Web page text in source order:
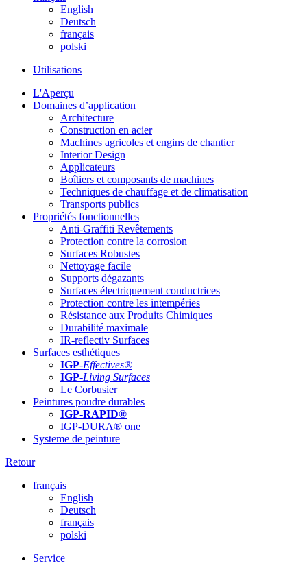
English
Deutsch
français
polski
Utilisations
L'Aperçu
Domaines d’application
Architecture
Construction en acier
Machines agricoles et engins de chantier
Interior Design
Applicateurs
Boîtiers et composants de machines
Techniques de chauffage et de climatisation
Transports publics
Propriétés fonctionnelles
Anti-Graffiti Revêtements
Protection contre la corrosion
Surfaces Robustes
Nettoyage facile
Supports dégazants
Surfaces électriquement conductrices
Protection contre les intempéries
Résistance aux Produits Chimiques
Durabilité maximale
IR-reflectiv Surfaces
Surfaces esthétiques
IGP-Effectives®
IGP-Living Surfaces
Le Corbusier
Peintures poudre durables
IGP-RAPID®
IGP-DURA® one
Systeme de peinture
Retour
français
English
Deutsch
français
polski
Service